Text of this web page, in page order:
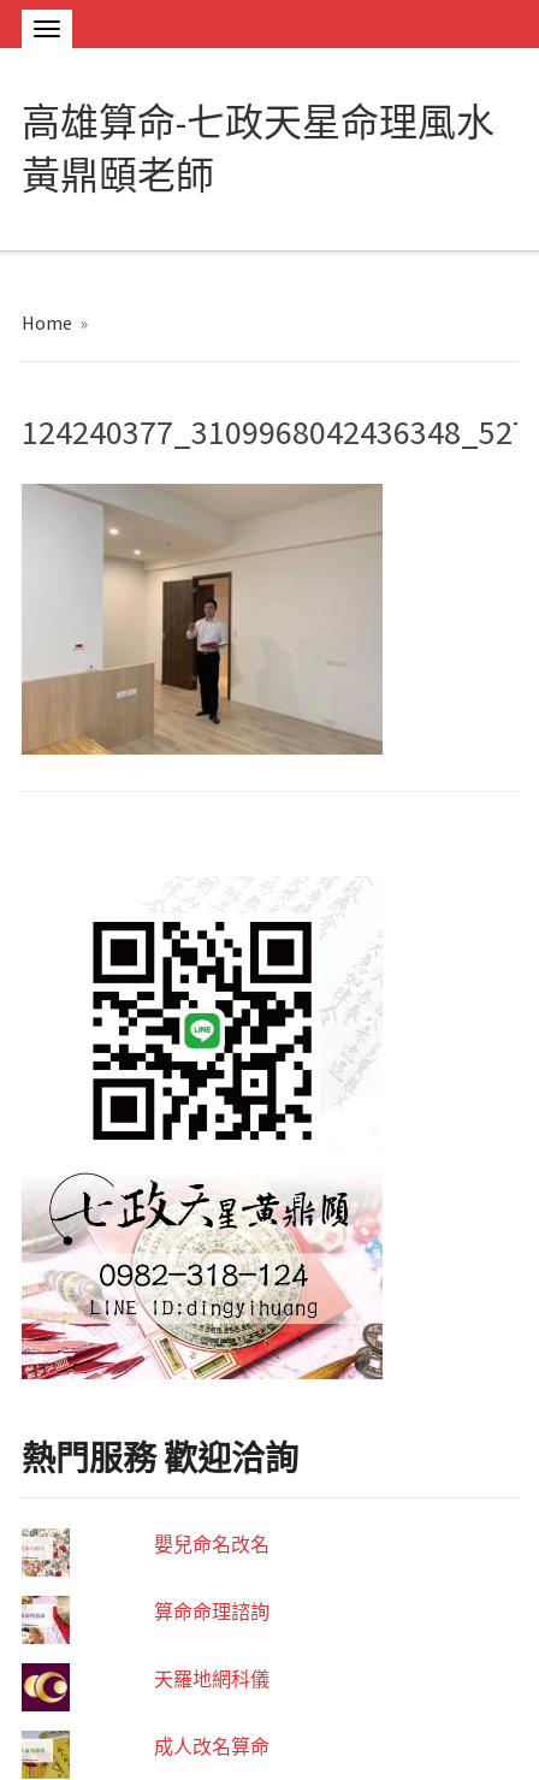
高雄算命-七政天星命理風水
黃鼎頤老師
Home »
熱門服務 歡迎洽詢
嬰兒命名改名
算命命理諮詢
天羅地網科儀
成人改名算命